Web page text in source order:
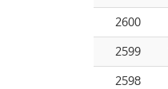
2600
2599
2598